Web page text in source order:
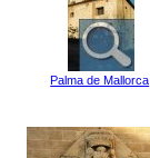
Palma de Mallorca